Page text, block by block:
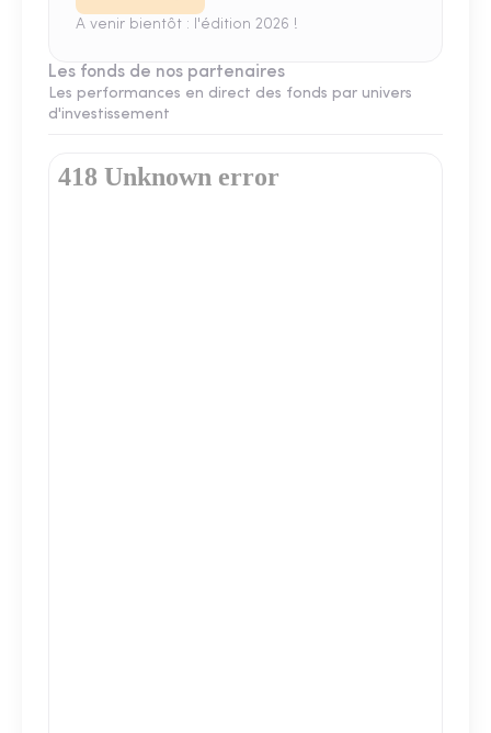
A venir bientôt : l'édition 2026 !
Les fonds de nos partenaires
Les performances en direct des fonds par univers
d'investissement